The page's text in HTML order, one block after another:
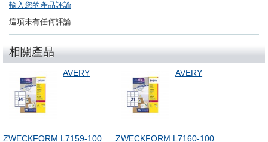
輸入您的產品評論
這項未有任何評論
相關產品
AVERY
ZWECKFORM L7159-100
AVERY
ZWECKFORM L7160-100